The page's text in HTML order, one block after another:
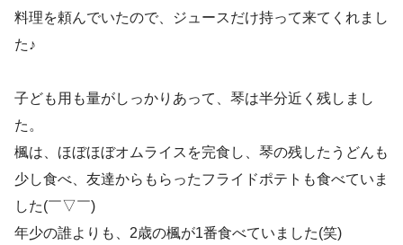
料理を頼んでいたので、ジュースだけ持って来てくれまし
た♪
子ども用も量がしっかりあって、琴は半分近く残しまし
た。
楓は、ほぼほぼオムライスを完食し、琴の残したうどんも
少し食べ、友達からもらったフライドポテトも食べていま
した(￣▽￣)
年少の誰よりも、2歳の楓が1番食べていました(笑)